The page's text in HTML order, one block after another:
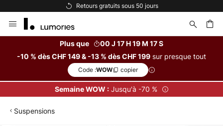
gratuits sous 50 jours
Allez
au
Plus que
00 J 17 H 19 M 16 S
-10 % dès CHF 149 & -13 % dès CHF 199 sur presque tout
Code :WOW copier
Semaine WOW :Jusqu'à -70 %
Suspensions